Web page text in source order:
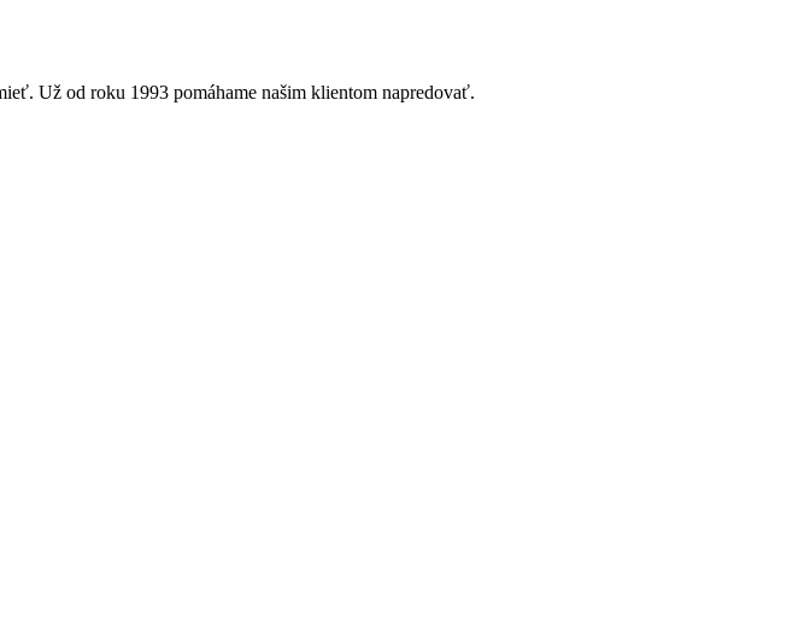
Už od roku 1993 pomáhame našim klientom napredovať.